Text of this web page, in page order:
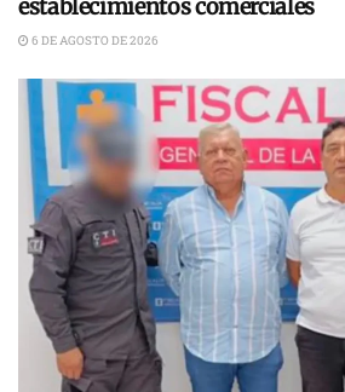
establecimientos comerciales
6 DE AGOSTO DE 2026